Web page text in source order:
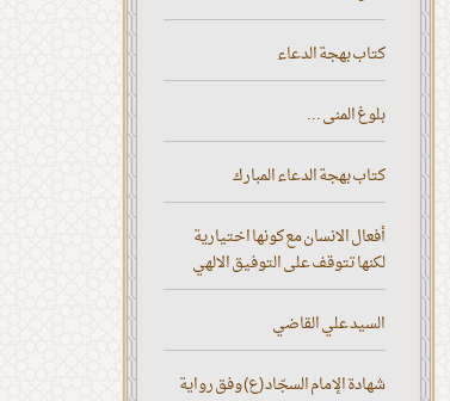
كتاب بهجة الدعاء
بلوغ المنى ...
كتاب بهجة الدعاء المبارك
أفعال الانسان مع كونها اختيارية
لكنها تتوقف على التوفيق الالهي
السيد علي القاضي
شهادة الإمام السجّاد (ع) وفق رواية